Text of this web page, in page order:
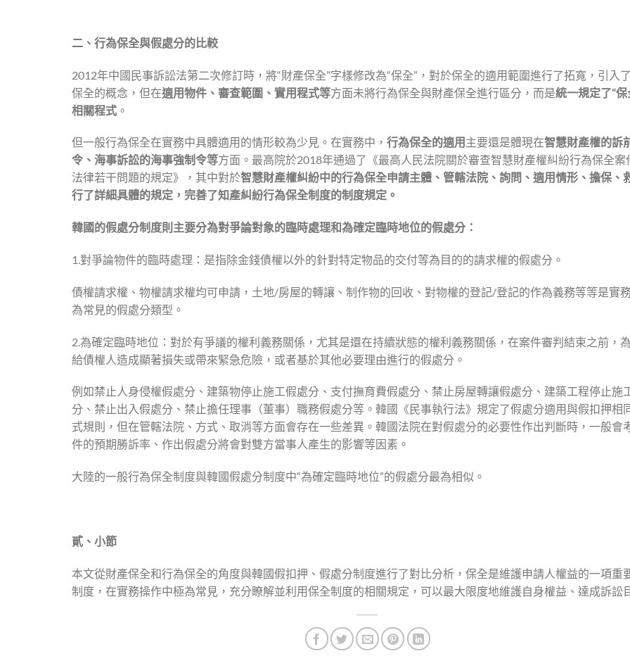
二、行為保全與假處分的比較
2012年中國民事訴訟法第二次修訂時，將“財產保全”字樣修改為“保全”，對於保全的適用範圍進行了拓寬，引入
保全的概念，但在適用物件、審查範圍、實用程式等方面未將行為保全與財產保全進行區分，而是統一規定了“保
相關程式 。
但一般行為保全在實務中具體適用的情形較為少見。在實務中， 行為保全的適用 主要還是體現在智慧財產權的訴
令、海事訴訟的海事強制令等方面。最高院於2018年通過了《最高人民法院關於審查智慧財產權糾紛行為保全案
法律若干問題的規定》，其中對於智慧財產權糾紛中的行為保全申請主體、管轄法院、詢問、適用情形、擔保、
行了詳細具體的規定，完善了知產糾紛行為保全制度的制度規定。
韓國的假處分制度則主要分為對爭論對象的臨時處理和為確定臨時地位的假處分：
1.對爭論物件的臨時處理：是指除金錢債權以外的針對特定物品的交付等為目的的請求權的假處分。
債權請求權、物權請求權均可申請，土地/房屋的轉讓、制作物的回收、對物權的登記/登記的作為義務等等是實
為常見的假處分類型。
2.為確定臨時地位：對於有爭議的權利義務關係，尤其是還在持續狀態的權利義務關係，在案件審判結束之前，
給債權人造成顯著損失或帶來緊急危險，或者基於其他必要理由進行的假處分。
例如禁止人身侵權假處分、建築物停止施工假處分、支付撫育費假處分、禁止房屋轉讓假處分、建築工程停止施
分、禁止出入假處分、禁止擔任理事（董事）職務假處分等。韓國《民事執行法》規定了假處分適用與假扣押相
式規則，但在管轄法院、方式、取消等方面會存在一些差異。韓國法院在對假處分的必要性作出判斷時，一般會
件的預期勝訴率、作出假處分將會對雙方當事人產生的影響等因素。
大陸的一般行為保全制度與韓國假處分制度中“為確定臨時地位”的假處分最為相似。
貳、小節
本文從財產保全和行為保全的角度與韓國假扣押、假處分制度進行了對比分析，保全是維護申請人權益的一項重
制度，在實務操作中極為常見，充分瞭解並利用保全制度的相關規定，可以最大限度地維護自身權益、達成訴訟